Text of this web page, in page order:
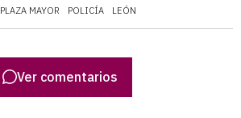
PLAZA MAYOR POLICÍA LEÓN
Ver comentarios